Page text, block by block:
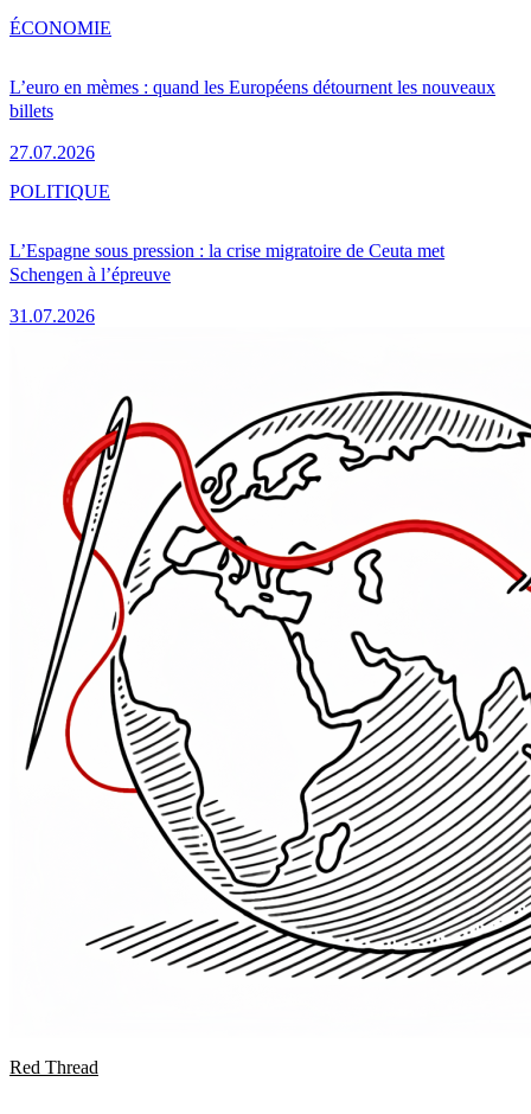
L’euro en mèmes : quand les Européens détournent les nouveaux
billets
27.07.2026
ÉCONOMIE
L’Espagne sous pression : la crise migratoire de Ceuta met
Schengen à l’épreuve
31.07.2026
POLITIQUE
Red Thread